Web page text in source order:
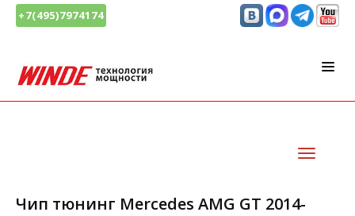
+7(495)7974174
Чип тюнинг Mercedes AMG GT 2014-